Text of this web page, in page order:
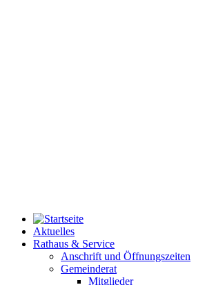
Aktuelles
Rathaus & Service
Anschrift und Öffnungszeiten
Gemeinderat
Mitglieder